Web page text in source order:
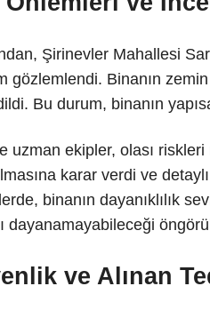
Şirinevler Mahallesi
gözlemlendi. Binanın
Bu durum, binanın
uzman ekipler, olası
karar verdi ve
binanın dayanıklılık
dayanamayabileceği
ve Alınan